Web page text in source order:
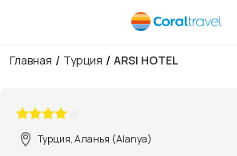
Главная / Турция / ARSI HOTEL
Турция, Аланья (Alanya)